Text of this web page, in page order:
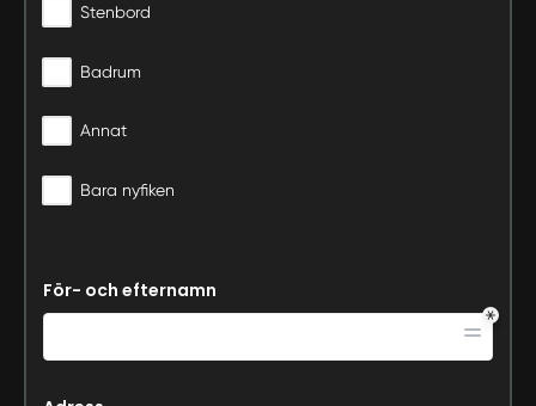
Stenbord
Badrum
Annat
Bara nyfiken
För- och efternamn